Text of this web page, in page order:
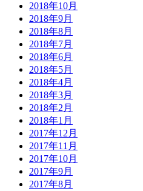
2018年10月
2018年9月
2018年8月
2018年7月
2018年6月
2018年5月
2018年4月
2018年3月
2018年2月
2018年1月
2017年12月
2017年11月
2017年10月
2017年9月
2017年8月